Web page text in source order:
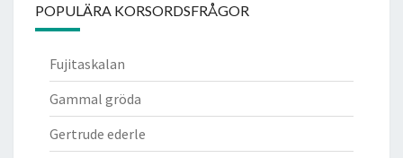
POPULÄRA KORSORDSFRÅGOR
Fujitaskalan
Gammal gröda
Gertrude ederle